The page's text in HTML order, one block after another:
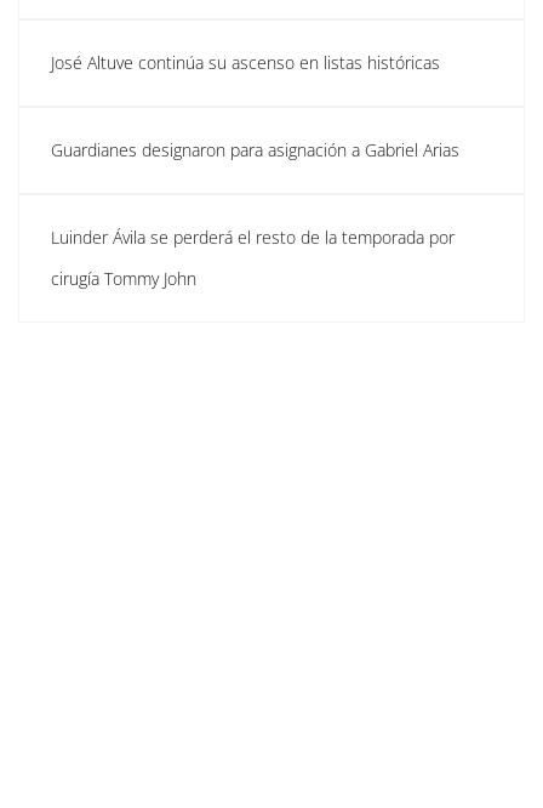
José Altuve continúa su ascenso en listas históricas
Guardianes designaron para asignación a Gabriel Arias
Luinder Ávila se perderá el resto de la temporada por
cirugía Tommy John